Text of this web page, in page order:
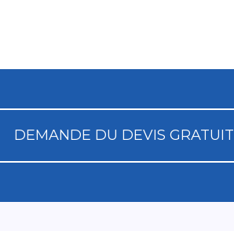
DEMANDE DU DEVIS GRATUIT